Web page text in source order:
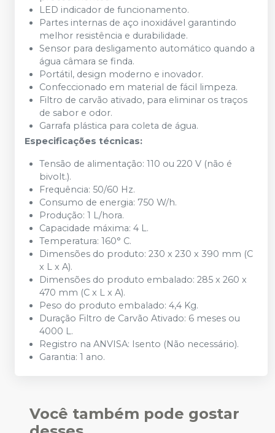
LED indicador de funcionamento.
Partes internas de aço inoxidável garantindo
melhor resistência e durabilidade.
Sensor para desligamento automático quando a
água câmara se finda.
Portátil, design moderno e inovador.
Confeccionado em material de fácil limpeza.
Filtro de carvão ativado, para eliminar os traços
de sabor e odor.
Garrafa plástica para coleta de água.
Especificações técnicas:
Tensão de alimentação: 110 ou 220 V (não é
bivolt.).
Frequência: 50/60 Hz.
Consumo de energia: 750 W/h.
Produção: 1 L/hora.
Capacidade máxima: 4 L.
Temperatura: 160° C.
Dimensões do produto: 230 x 230 x 390 mm (C
x L x A).
Dimensões do produto embalado: 285 x 260 x
470 mm (C x L x A).
Peso do produto embalado: 4,4 Kg.
Duração Filtro de Carvão Ativado: 6 meses ou
4000 L.
Registro na ANVISA: Isento (Não necessário).
Garantia: 1 ano.
Você também pode gostar